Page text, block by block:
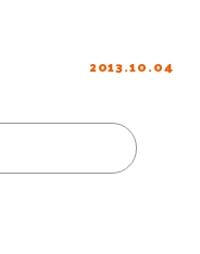
2013.10.04